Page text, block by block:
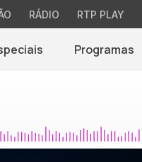
RÁDIO RTP PLAY
Programas